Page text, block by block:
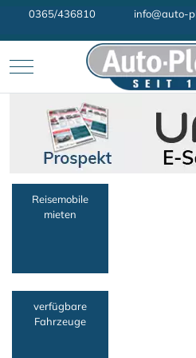
0365/436810 info@auto-
Mobile Menu Toggle
Reisemobile
mieten
verfügbare
Fahrzeuge